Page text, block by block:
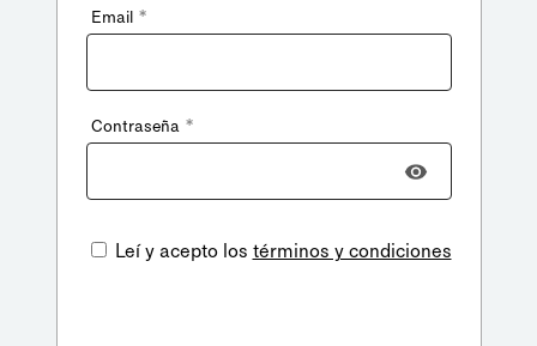
Email *
Contraseña *
Leí y acepto los términos y condiciones